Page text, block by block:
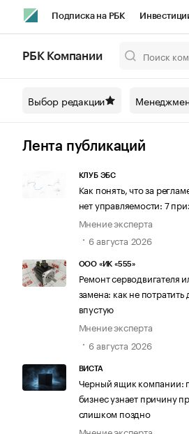
Подписка на РБК
Спецпроекты СПб
Технологии и медиа
РБК Компании
Выбор редакции
Лента публикаций
КЛУБ ЭБС
Как понять, что за
нет управляемости: 7
Мнение эксперта
6 августа 2026
ООО «ИК «555»
Ремонт серводвигателя
замена: как не потратить
впустую
Мнение эксперта
6 августа 2026
ВИСТА
Черный ящик компании:
бизнес узнает причину
слишком поздно
Мнение эксперта